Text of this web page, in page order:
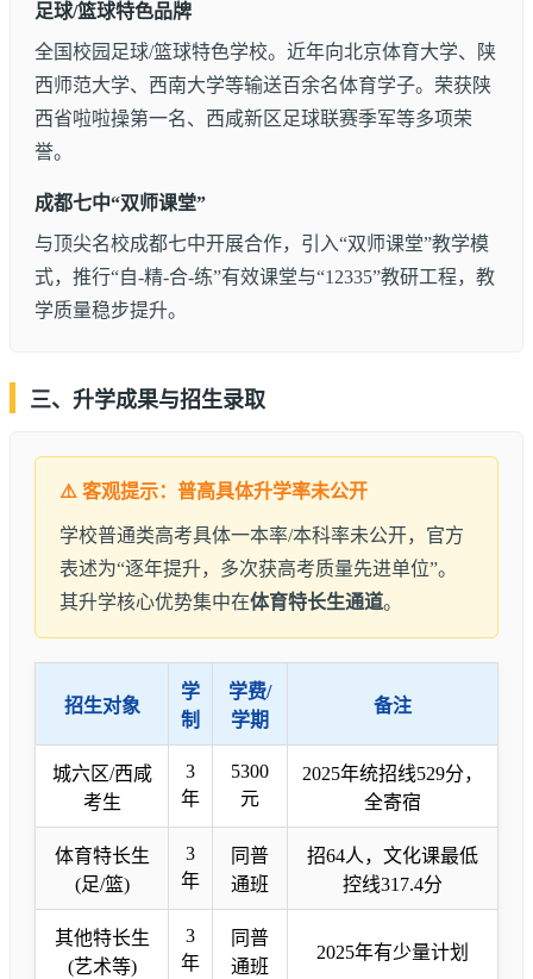
足球/篮球特色品牌
全国校园足球/篮球特色学校。近年向北京体育大学、陕
西师范大学、西南大学等输送百余名体育学子。荣获陕
西省啦啦操第一名、西咸新区足球联赛季军等多项荣
誉。
成都七中“双师课堂”
与顶尖名校成都七中开展合作，引入“双师课堂”教学模
式，推行“自-精-合-练”有效课堂与“12335”教研工程，教
学质量稳步提升。
三、升学成果与招生录取
⚠️ 客观提示：普高具体升学率未公开
学校普通类高考具体一本率/本科率未公开，官方
表述为“逐年提升，多次获高考质量先进单位”。
其升学核心优势集中在体育特长生通道。
招生对象
学
制
学费/
学期
备注
城六区/西咸
考生
3
年
5300
元
2025年统招线529分，
全寄宿
体育特长生
(足/篮)
3
年
同普
通班
招64人，文化课最低
控线317.4分
其他特长生
(艺术等)
3
年
同普
通班
2025年有少量计划